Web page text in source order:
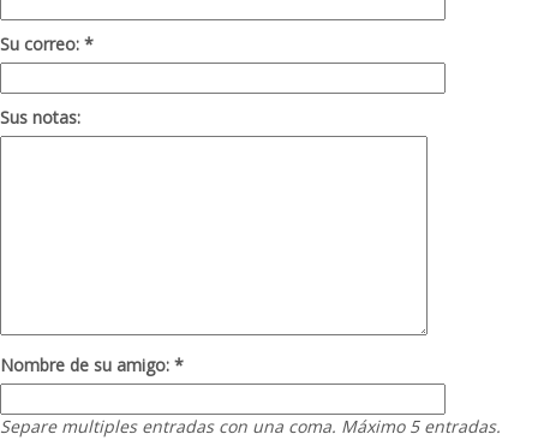
Su correo: *
Sus notas:
Nombre de su amigo: *
Separe multiples entradas con una coma. Máximo 5 entradas.